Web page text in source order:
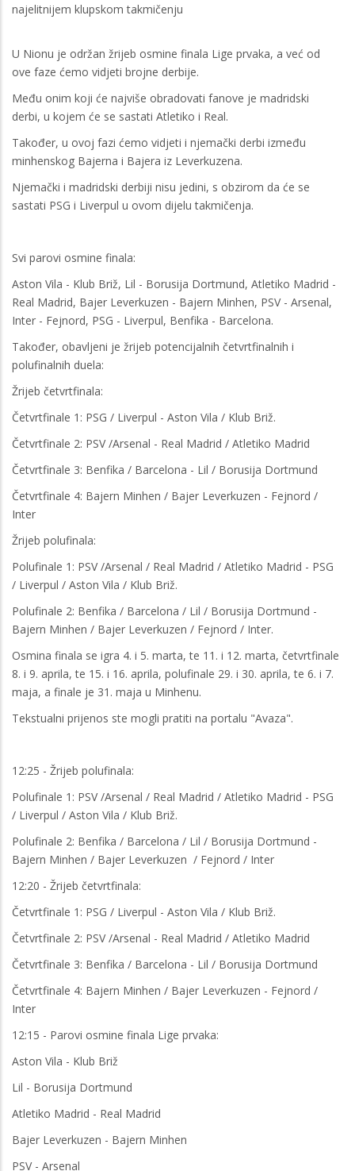
najelitnijem klupskom takmičenju
U Nionu je održan žrijeb osmine finala Lige prvaka, a već od
ove faze ćemo vidjeti brojne derbije.
Među onim koji će najviše obradovati fanove je madridski
derbi, u kojem će se sastati Atletiko i Real.
Također, u ovoj fazi ćemo vidjeti i njemački derbi između
minhenskog Bajerna i Bajera iz Leverkuzena.
Njemački i madridski derbiji nisu jedini, s obzirom da će se
sastati PSG i Liverpul u ovom dijelu takmičenja.
Svi parovi osmine finala:
Aston Vila - Klub Briž, Lil - Borusija Dortmund, Atletiko Madrid -
Real Madrid, Bajer Leverkuzen - Bajern Minhen, PSV - Arsenal,
Inter - Fejnord, PSG - Liverpul, Benfika - Barcelona.
Također, obavljeni je žrijeb potencijalnih četvrtfinalnih i
polufinalnih duela:
Žrijeb četvrtfinala:
Četvrtfinale 1: PSG / Liverpul - Aston Vila / Klub Briž.
Četvrtfinale 2: PSV /Arsenal - Real Madrid / Atletiko Madrid
Četvrtfinale 3: Benfika / Barcelona - Lil / Borusija Dortmund
Četvrtfinale 4: Bajern Minhen / Bajer Leverkuzen - Fejnord /
Inter
Žrijeb polufinala:
Polufinale 1: PSV /Arsenal / Real Madrid / Atletiko Madrid - PSG
/ Liverpul / Aston Vila / Klub Briž.
Polufinale 2: Benfika / Barcelona / Lil / Borusija Dortmund -
Bajern Minhen / Bajer Leverkuzen / Fejnord / Inter.
Osmina finala se igra 4. i 5. marta, te 11. i 12. marta, četvrtfinale
8. i 9. aprila, te 15. i 16. aprila, polufinale 29. i 30. aprila, te 6. i 7.
maja, a finale je 31. maja u Minhenu.
Tekstualni prijenos ste mogli pratiti na portalu "Avaza".
12:25 - Žrijeb polufinala:
Polufinale 1: PSV /Arsenal / Real Madrid / Atletiko Madrid - PSG
/ Liverpul / Aston Vila / Klub Briž.
Polufinale 2: Benfika / Barcelona / Lil / Borusija Dortmund -
Bajern Minhen / Bajer Leverkuzen / Fejnord / Inter
12:20 - Žrijeb četvrtfinala:
Četvrtfinale 1: PSG / Liverpul - Aston Vila / Klub Briž.
Četvrtfinale 2: PSV /Arsenal - Real Madrid / Atletiko Madrid
Četvrtfinale 3: Benfika / Barcelona - Lil / Borusija Dortmund
Četvrtfinale 4: Bajern Minhen / Bajer Leverkuzen - Fejnord /
Inter
12:15 - Parovi osmine finala Lige prvaka:
Aston Vila - Klub Briž
Lil - Borusija Dortmund
Atletiko Madrid - Real Madrid
Bajer Leverkuzen - Bajern Minhen
PSV - Arsenal